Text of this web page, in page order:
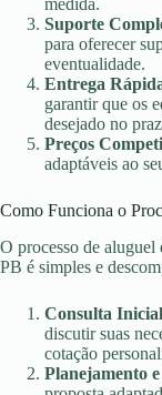
medida.
Suporte
para oferecer
eventualidade.
Entrega
garantir que os
desejado no
Preços
adaptáveis ao
Como Funciona o
O processo de
PB é simples e
Consulta Inicial
discutir suas
cotação
Planejamento